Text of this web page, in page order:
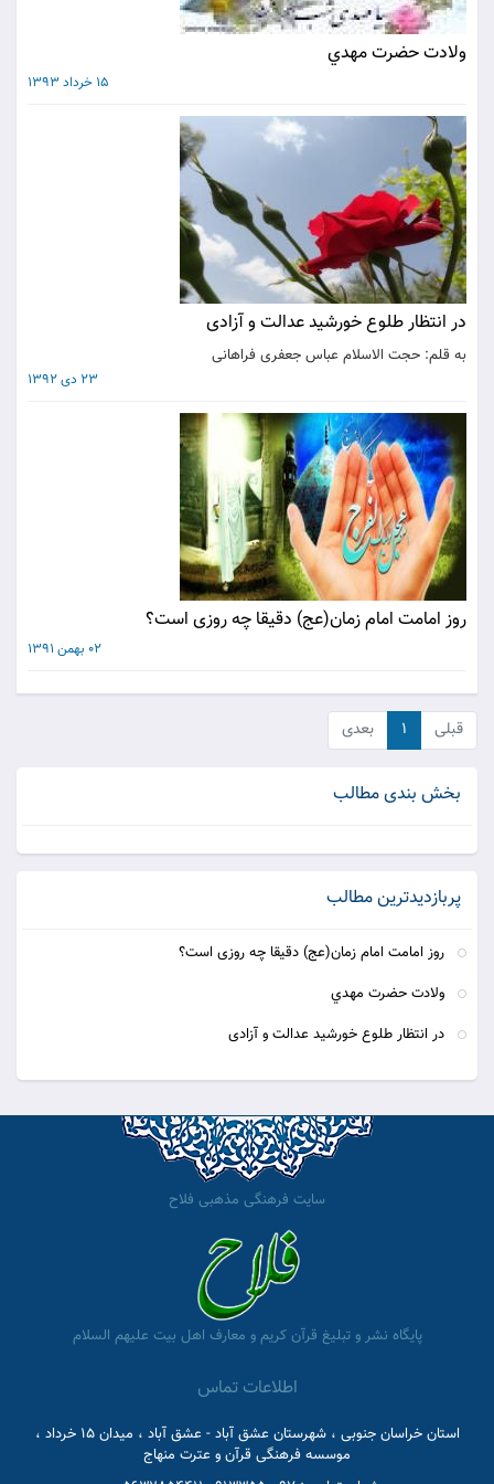
ولادت حضرت مهدي
15 خرداد 1393
در انتظار طلوع خورشید عدالت و آزادی
به قلم: حجت الاسلام عباس جعفری فراهانی
23 دی 1392
روز امامت امام زمان(عج) دقیقا چه روزی است؟
02 بهمن 1391
قبلی ۱ بعدی
بخش بندی مطالب
پربازدیدترین مطالب
روز امامت امام زمان(عج) دقیقا چه روزی است؟
ولادت حضرت مهدي
در انتظار طلوع خورشید عدالت و آزادی
سایت فرهنگی مذهبی فلاح
پایگاه نشر و تبلیغ قرآن کریم و معارف اهل بیت علیهم السلام
اطلاعات تماس
استان خراسان جنوبی ، شهرستان عشق آباد - عشق آباد ، میدان 15 خرداد ،
موسسه فرهنگی قرآن و عترت منهاج